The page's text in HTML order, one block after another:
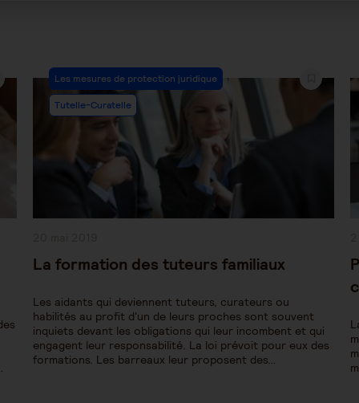
Post
Category:
Les mesures de protection juridique
Tutelle-Curatelle
La formation des tuteurs familiaux
Les aidants qui deviennent tuteurs, curateurs ou
habilités au profit d'un de leurs proches sont souvent
inquiets devant les obligations qui leur incombent et qui
engagent leur responsabilité. La loi prévoit pour eux des
formations. Les barreaux leur proposent des…